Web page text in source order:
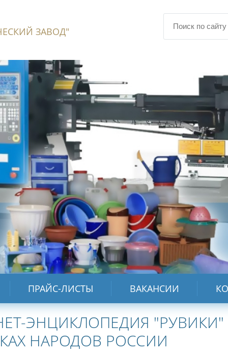
ЗАВОД"
ПРАЙС-ЛИСТЫ ВАКАНСИИ
ЭНЦИКЛОПЕДИЯ
НАРОДОВ РОССИИ